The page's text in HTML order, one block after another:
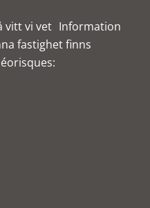
vitt vi vet Information
fastighet finns